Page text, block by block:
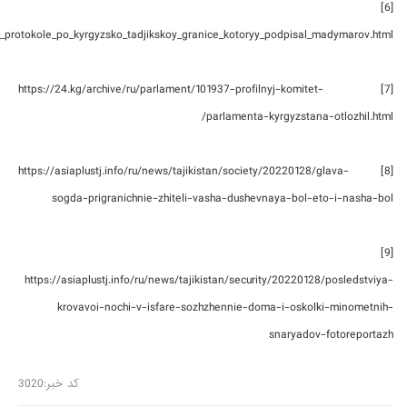
[6]
[7] https://24.kg/archive/ru/parlament/101937-profilnyj-komitet-
parlamenta-kyrgyzstana-otlozhil.html/
[8] https://asiaplustj.info/ru/news/tajikistan/society/20220128/glava-
sogda-prigranichnie-zhiteli-vasha-dushevnaya-bol-eto-i-nasha-bol
[9]
https://asiaplustj.info/ru/news/tajikistan/security/20220128/posledstviya-
krovavoi-nochi-v-isfare-sozhzhennie-doma-i-oskolki-minometnih-
snaryadov-fotoreportazh
کد خبر:3020